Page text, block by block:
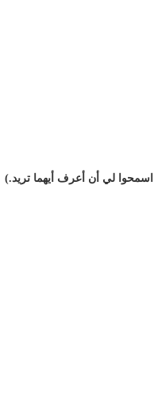
اسمحوا لي أن أعرف أيهما تريد.)